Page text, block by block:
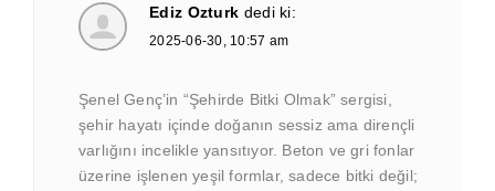
Ediz Ozturk dedi ki:
2025-06-30, 10:57 am
Şenel Genç’in “Şehirde Bitki Olmak” sergisi,
şehir hayatı içinde doğanın sessiz ama dirençli
varlığını incelikle yansıtıyor. Beton ve gri fonlar
üzerine işlenen yeşil formlar, sadece bitki değil;